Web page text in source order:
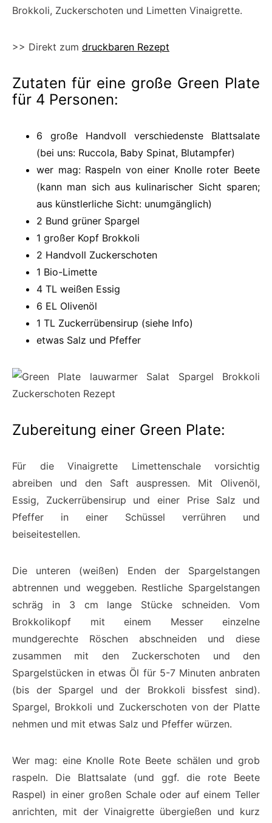
Brokkoli, Zuckerschoten und Limetten Vinaigrette.
>> Direkt zum druckbaren Rezept
Zutaten für eine große Green Plate
für 4 Personen:
6 große Handvoll verschiedenste Blattsalate
(bei uns: Ruccola, Baby Spinat, Blutampfer)
wer mag: Raspeln von einer Knolle roter Beete
(kann man sich aus kulinarischer Sicht sparen;
aus künstlerliche Sicht: unumgänglich)
2 Bund grüner Spargel
1 großer Kopf Brokkoli
2 Handvoll Zuckerschoten
1 Bio-Limette
4 TL weißen Essig
6 EL Olivenöl
1 TL Zuckerrübensirup (siehe Info)
etwas Salz und Pfeffer
Zubereitung einer Green Plate:
Für die Vinaigrette Limettenschale vorsichtig
abreiben und den Saft auspressen. Mit Olivenöl,
Essig, Zuckerrübensirup und einer Prise Salz und
Pfeffer in einer Schüssel verrühren und
beiseitestellen.
Die unteren (weißen) Enden der Spargelstangen
abtrennen und weggeben. Restliche Spargelstangen
schräg in 3 cm lange Stücke schneiden. Vom
Brokkolikopf mit einem Messer einzelne
mundgerechte Röschen abschneiden und diese
zusammen mit den Zuckerschoten und den
Spargelstücken in etwas Öl für 5-7 Minuten anbraten
(bis der Spargel und der Brokkoli bissfest sind).
Spargel, Brokkoli und Zuckerschoten von der Platte
nehmen und mit etwas Salz und Pfeffer würzen.
Wer mag: eine Knolle Rote Beete schälen und grob
raspeln. Die Blattsalate (und ggf. die rote Beete
Raspel) in einer großen Schale oder auf einem Teller
anrichten, mit der Vinaigrette übergießen und kurz